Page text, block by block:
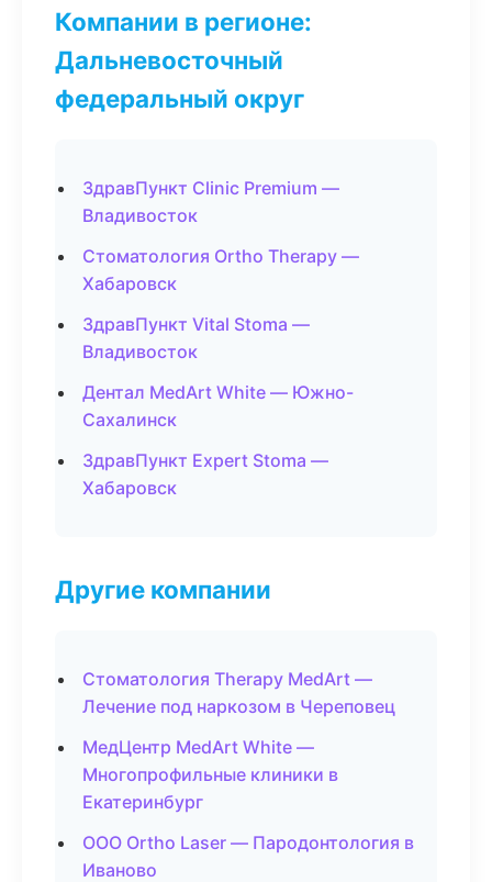
Компании в регионе:
Дальневосточный
федеральный округ
ЗдравПункт Clinic Premium —
Владивосток
Стоматология Ortho Therapy —
Хабаровск
ЗдравПункт Vital Stoma —
Владивосток
Дентал MedArt White — Южно-
Сахалинск
ЗдравПункт Expert Stoma —
Хабаровск
Другие компании
Стоматология Therapy MedArt —
Лечение под наркозом в Череповец
МедЦентр MedArt White —
Многопрофильные клиники в
Екатеринбург
ООО Ortho Laser — Пародонтология в
Иваново